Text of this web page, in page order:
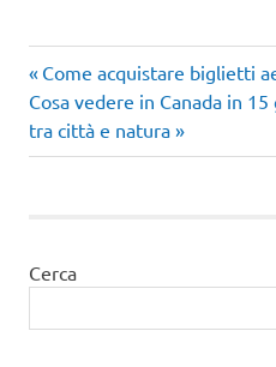
Navigazione
articoli
Articolo
precedente:
Come acquistare biglietti
Articolo
successivo:
Cosa vedere in Canada in
tra città e natura
Cerca